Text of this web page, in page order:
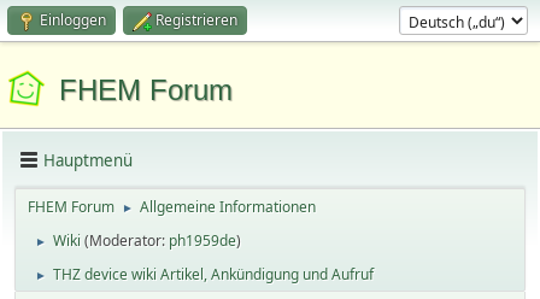
Einloggen Registrieren
FHEM Forum
Hauptmenü
FHEM Forum ► Allgemeine Informationen
► Wiki(Moderator: ph1959de)
► THZ device wiki Artikel, Ankündigung und Aufruf